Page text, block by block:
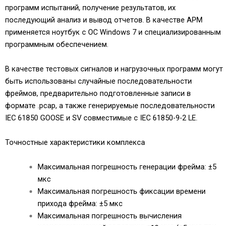
программ испытаний, получение результатов, их
последующий анализ и вывод отчетов. В качестве АРМ
применяется ноутбук с ОС Windows 7 и специализированным
программным обеспечением.
В качестве тестовых сигналов и нагрузочных программ могут
быть использованы случайные последовательности
фреймов, предварительно подготовленные записи в
формате .рсар, а также генерируемые последовательности
IEC 61850 GOOSE и SV совместимые с IEC 61850-9-2 LE.
Точностные характеристики комплекса
Максимальная погрешность генерации фрейма: ±5
мкс
Максимальная погрешность фиксации времени
прихода фрейма: ±5 мкс
Максимальная погрешность вычисления